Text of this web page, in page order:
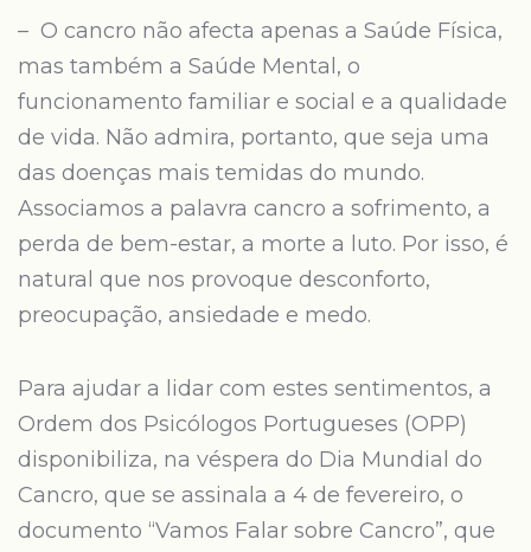
– O cancro não afecta apenas a Saúde Física,
mas também a Saúde Mental, o
funcionamento familiar e social e a qualidade
de vida. Não admira, portanto, que seja uma
das doenças mais temidas do mundo.
Associamos a palavra cancro a sofrimento, a
perda de bem-estar, a morte a luto. Por isso, é
natural que nos provoque desconforto,
preocupação, ansiedade e medo.
Para ajudar a lidar com estes sentimentos, a
Ordem dos Psicólogos Portugueses (OPP)
disponibiliza, na véspera do Dia Mundial do
Cancro, que se assinala a 4 de fevereiro, o
documento “Vamos Falar sobre Cancro”, que